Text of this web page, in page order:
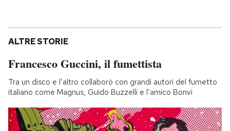
ALTRE STORIE
Francesco Guccini, il fumettista
Tra un disco e l’altro collaborò con grandi autori del fumetto
italiano come Magnus, Guido Buzzelli e l’amico Bonvi